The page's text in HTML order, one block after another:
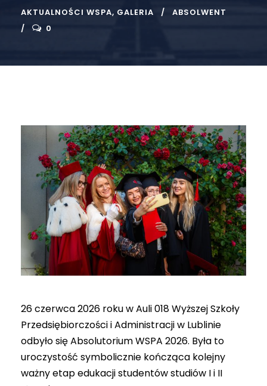
AKTUALNOŚCI WSPA, GALERIA
ABSOLWENT
0
26 czerwca 2026 roku w Auli 018 Wyższej Szkoły
Przedsiębiorczości i Administracji w Lublinie
odbyło się Absolutorium WSPA 2026. Była to
uroczystość symbolicznie kończąca kolejny
ważny etap edukacji studentów studiów I i II